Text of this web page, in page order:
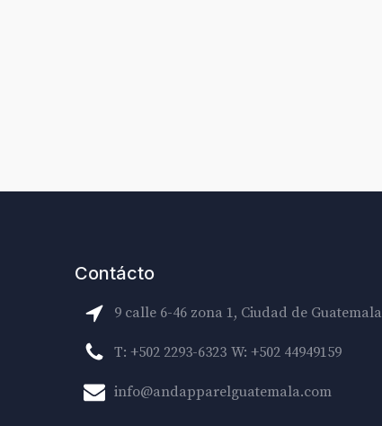
Contácto
9 calle 6-46 zona 1, Ciudad de Guatemala
T: +502 2293-6323 W: +502 44949159
info@andapparelguatemala.com